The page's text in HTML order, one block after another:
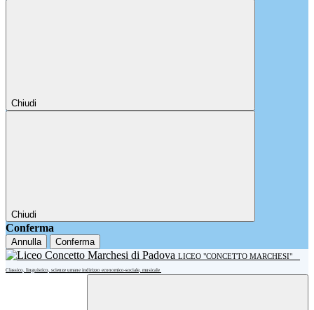
Chiudi
Chiudi
Conferma
Annulla Conferma
LICEO "CONCETTO MARCHESI"
Classico, linguistico, scienze umane indirizzo economico-sociale, musicale